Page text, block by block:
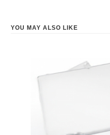
YOU MAY ALSO LIKE